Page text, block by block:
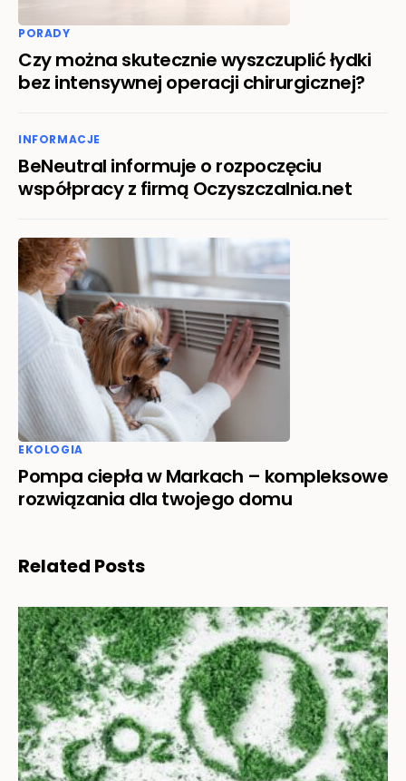
PORADY
Czy można skutecznie wyszczuplić łydki
bez intensywnej operacji chirurgicznej?
INFORMACJE
BeNeutral informuje o rozpoczęciu
współpracy z firmą Oczyszczalnia.net
EKOLOGIA
Pompa ciepła w Markach – kompleksowe
rozwiązania dla twojego domu
Related Posts